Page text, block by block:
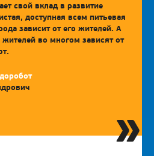
свой вклад в развитие
доступная всем питьевая
зависит от его жителей. А
жителей во многом зависят от
»